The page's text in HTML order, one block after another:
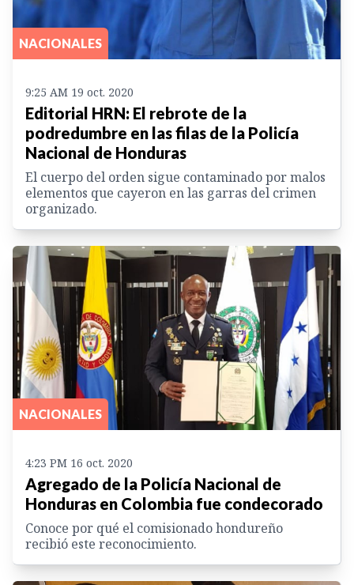
NACIONALES
9:25 AM 19 oct. 2020
Editorial HRN: El rebrote de la
podredumbre en las filas de la Policía
Nacional de Honduras
El cuerpo del orden sigue contaminado por malos
elementos que cayeron en las garras del crimen
organizado.
NACIONALES
4:23 PM 16 oct. 2020
Agregado de la Policía Nacional de
Honduras en Colombia fue condecorado
Conoce por qué el comisionado hondureño
recibió este reconocimiento.